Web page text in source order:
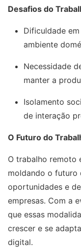
Desafios do
Dificuldade
ambiente
Necessidade
manter a
Isolamento
de interação
O Futuro do
O trabalho remoto
moldando o futuro
oportunidades e
empresas. Com a
que essas
crescer e se
digital.